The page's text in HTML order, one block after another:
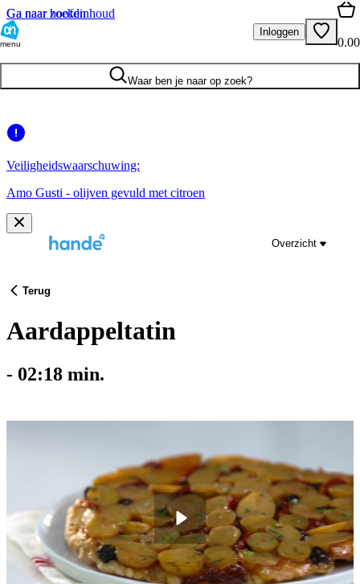
Ga naar hoofdinhoud
Ga naar zoeken
menu
Inloggen
0.00
Waar ben je naar op zoek?
Veiligheidswaarschuwing:
Amo Gusti - olijven gevuld met citroen
Overzicht
Terug
Aardappeltatin
- 02:18 min.